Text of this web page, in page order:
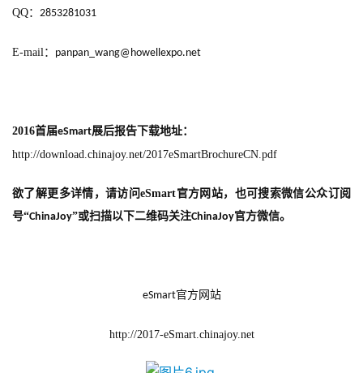
QQ： 2853281031
E-mail： panpan_wang@howellexpo.net
2016首届eSmart展后报告下载地址：
http://download.chinajoy.net/2017eSmartBrochureCN.pdf
欲了解更多详情，请访问eSmart官方网站，也可搜索微信公众订阅
号“ChinaJoy”或扫描以下二维码关注ChinaJoy官方微信。
eSmart官方网站
http://2017-eSmart.chinajoy.net